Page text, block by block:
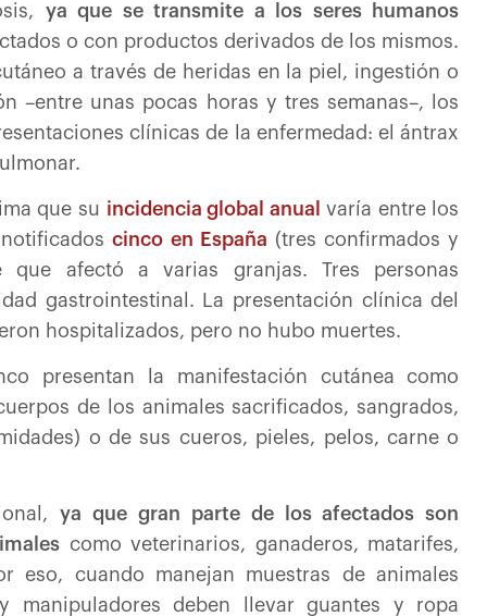
ya que se transmite a los seres humanos
o con productos derivados de los mismos.
a través de heridas en la piel, ingestión o
–entre unas pocas horas y tres semanas–, los
clínicas de la enfermedad: el ántrax
que su incidencia global anual
varía entre los
notificadoscinco en España (tres confirmados y
afectó a varias granjas. Tres personas
gastrointestinal. La presentación clínica del
hospitalizados, pero no hubo muertes.
presentan la manifestación cutánea como
de los animales sacrificados, sangrados,
o de sus cueros, pieles, pelos, carne o
ya que gran parte de los afectados son
como veterinarios, ganaderos, matarifes,
eso, cuando manejan muestras de animales
manipuladores deben llevar guantes y ropa